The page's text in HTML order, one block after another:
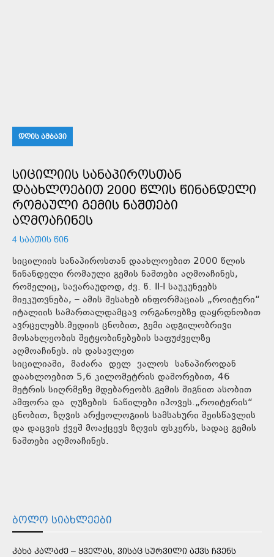
ᲓᲦᲘᲡ ᲐᲛᲑᲐᲕᲘ
ᲡᲘᲪᲘᲚᲘᲘᲡ ᲡᲐᲜᲐᲞᲘᲠᲝᲡᲗᲐᲜ
ᲓᲐᲐᲮᲚᲝᲔᲑᲘᲗ 2000 ᲬᲚᲘᲡ ᲬᲘᲜᲐᲜᲓᲔᲚᲘ
ᲠᲝᲛᲐᲣᲚᲘ ᲒᲔᲛᲘᲡ ᲜᲐᲨᲗᲔᲑᲘ
ᲐᲦᲛᲝᲐᲩᲘᲜᲔᲡ
4 ᲡᲐᲐᲗᲘᲡ ᲬᲘᲜ
სიცილიის სანაპიროსთან დაახლოებით 2000 წლის
წინანდელი რომაული გემის ნაშთები აღმოაჩინეს,
რომელიც, სავარაუდოდ, ძვ. წ. II-I საუკუნეებს
მიეკუთვნება, – ამის შესახებ ინფორმაციას „როიტერი“
იტალიის სამართალდამცავ ორგანოებზე დაყრდნობით
ავრცელებს.მედიის ცნობით, გემი ადგილობრივი
მოსახლეობის შეტყობინებების საფუძველზე
აღმოაჩინეს. ის დასავლეთ
სიცილიაში, მაძარა დელ ვალოს სანაპიროდან
დაახლოებით 5,6 კილომეტრის დაშორებით, 46
მეტრის სიღრმეზე მდებარეობს.გემის შიგნით ასობით
ამფორა და ღუზების ნაწილები იპოვეს.„როიტერის“
ცნობით, ზღვის არქეოლოგიის სამსახური შეისწავლის
და დაცვის ქვეშ მოაქცევს ზღვის ფსკერს, სადაც გემის
ნაშთები აღმოაჩინეს.
ᲑᲝᲚᲝ ᲡᲘᲐᲮᲚᲔᲔᲑᲘ
ᲙᲐᲮᲐ ᲙᲐᲚᲐᲫᲔ – ᲧᲕᲔᲚᲐᲡ, ᲕᲘᲡᲐᲪ ᲡᲣᲠᲕᲘᲚᲘ ᲐᲥᲕᲡ ᲩᲕᲔᲜᲡ